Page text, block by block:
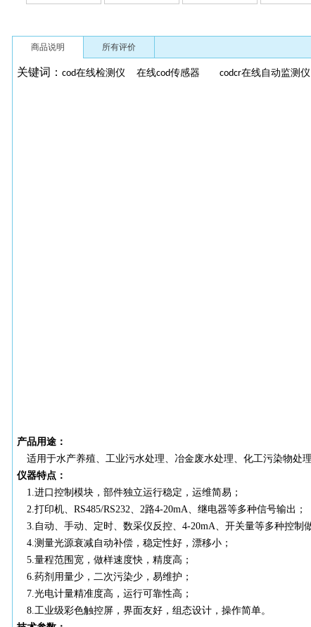
商品说明 所有评价
关键词： cod在线检测仪 在线cod传感器 codcr在线自动监测
产品用途：
适用于水产养殖、工业污水处理、冶金废水处理、化工污染物处
仪器特点：
1.进口控制模块，部件独立运行稳定，运维简易；
2.打印机、RS485/RS232、2路4-20mA、继电器等多种信号输出；
3.自动、手动、定时、数采仪反控、4-20mA、开关量等多种控制
4.测量光源衰减自动补偿，稳定性好，漂移小；
5.量程范围宽，做样速度快，精度高；
6.药剂用量少，二次污染少，易维护；
7.光电计量精准度高，运行可靠性高；
8.工业级彩色触控屏，界面友好，组态设计，操作简单。